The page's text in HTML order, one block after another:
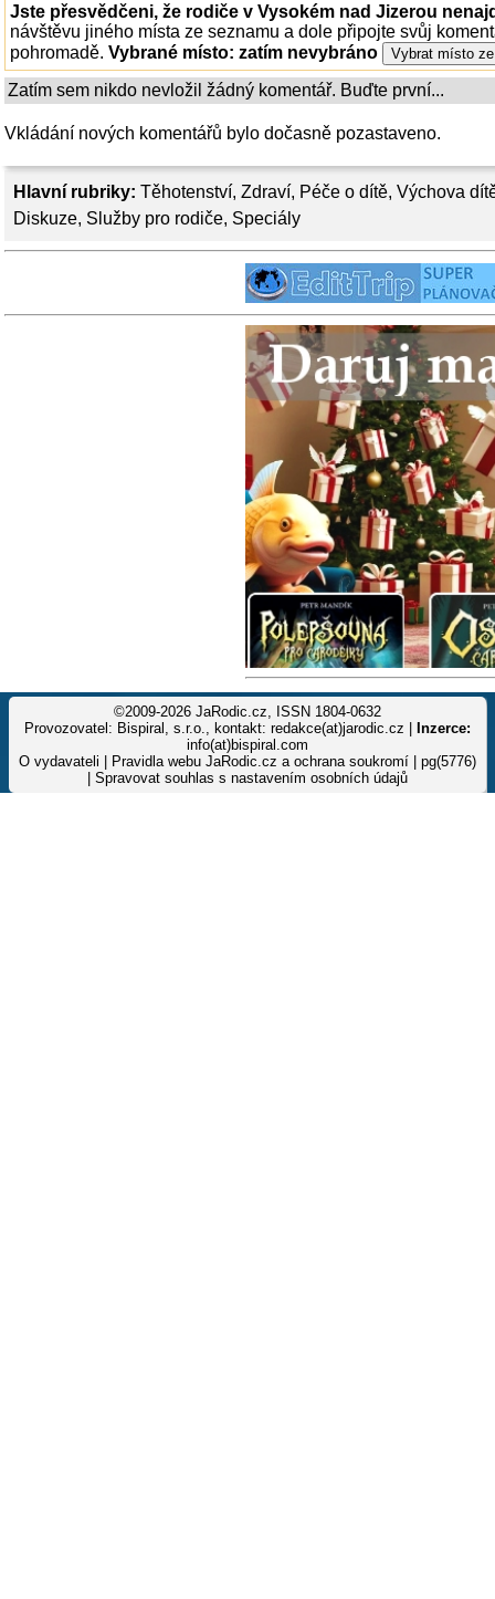
Hlavní rubriky: Těhotenství, Zdraví, Péče o dítě, Výchova
Diskuze, Služby pro rodiče, Speciály
Jste přesvědčeni, že rodiče v Vysokém nad Jizerou
návštěvu jiného místa ze seznamu a dole připojte svůj
pohromadě. Vybrané místo: zatím nevybráno
Zatím sem nikdo nevložil žádný komentář. Buďte první...
Vkládání nových komentářů bylo dočasně pozastaveno.
©2009-2026 JaRodic.cz, ISSN 1804-0632
Provozovatel: Bispiral, s.r.o., kontakt: redakce(at)jarodic.cz |
Inzerce:
info(at)bispiral.com
O vydavateli
Pravidla webu JaRodic.cz a ochrana soukromí | pg(5776)
Spravovat souhlas s nastavením osobních údajů